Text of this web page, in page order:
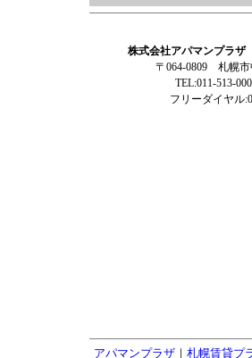
株式会社アパマンプラザ
〒064-0809 札幌市
TEL:011-513-
フリーダイヤル
アパマンプラザ ｜ 札幌賃貸プ